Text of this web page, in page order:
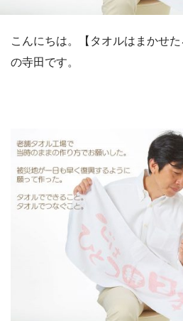
こんにちは。【タオルはまかせ
の寺田です。